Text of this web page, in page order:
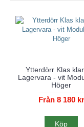
Ytterdörr Klas
Lagervara - vit
Höger
Från 8 180 kr
Köp